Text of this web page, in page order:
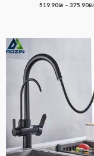
דורג
375.90₪
–
519.90₪